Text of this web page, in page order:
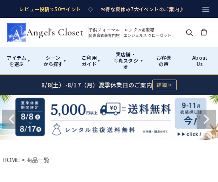
レビュー投稿で50ポイント ◇ お得な夏休み7大イベントのご案内♪
Angel's Closet 子供フォーマル レンタル&販売
発表会衣装専門店 エンジェルス クローゼット
アイテム
を選ぶ
▾
シーン
から探す ▾
ご利用
ガイド ▾
実店舗・
写真スタジ
オ
▾
お客様
の声
About
Us
Shop by Category アイテムから探す
カテゴリ詳細→ サイズで選ぶ →
Shop by Occasion シーンから探す
性別・サイズで絞り込む→
How It Works ご利用ガイド
Startはじめに
01
レンタル・販売の入口
Visit Us 実店舗・写真スタジオ
8/8(土）-8/17（月）夏季休業日のご案内 詳細
HOME 商品一覧